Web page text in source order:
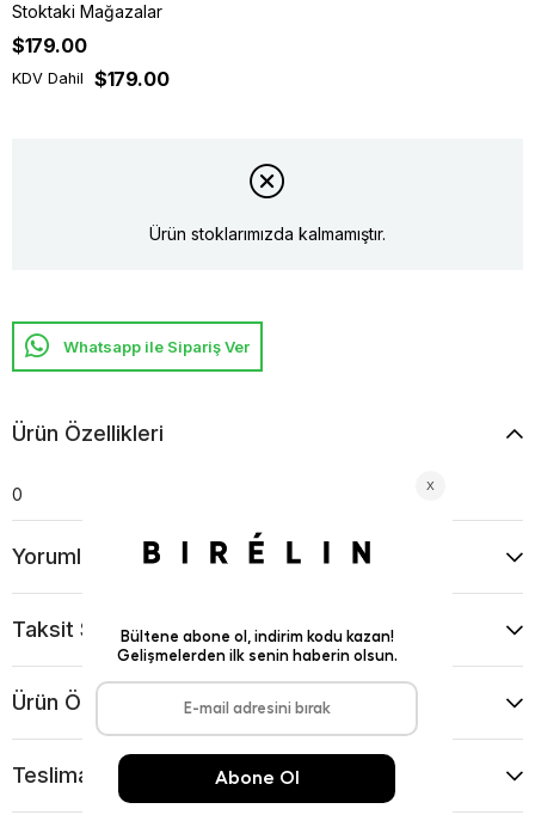
Stoktaki Mağazalar
$179.00
KDV Dahil $179.00
Ürün stoklarımızda kalmamıştır.
Whatsapp ile Sipariş Ver
Ürün Özellikleri
0
Yorumlar
Taksit Seçenekleri
Ürün Önerileri
Teslimat Ve İade Koşulları